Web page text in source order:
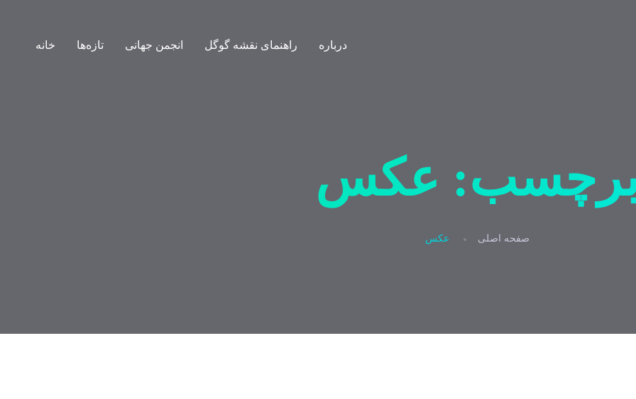
درباره راهنمای نقشه گوگل انجمن جهانی تازه‌ها خانه
عکس
صفحه اصلی عکس